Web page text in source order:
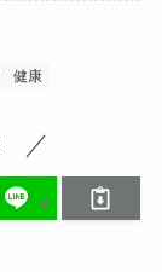
健康